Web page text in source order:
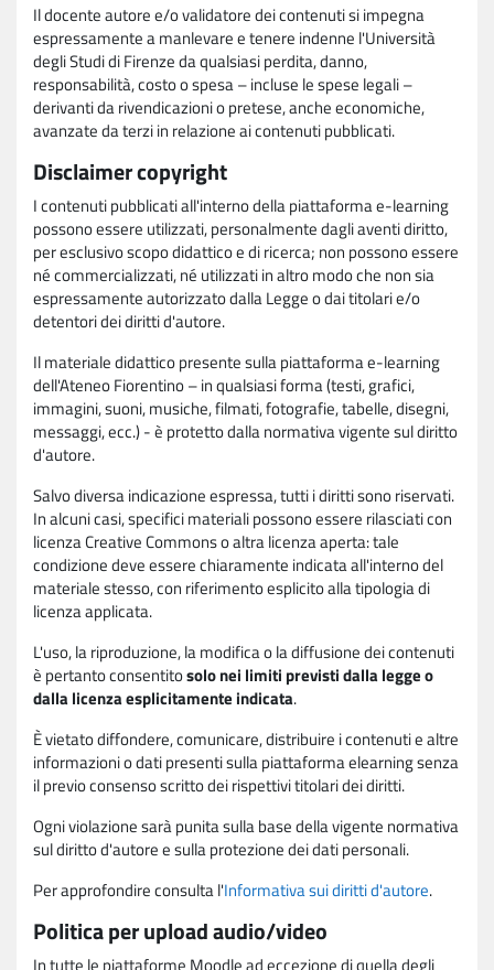
Il docente autore e/o validatore dei contenuti si impegna
espressamente a manlevare e tenere indenne l'Università
degli Studi di Firenze da qualsiasi perdita, danno,
responsabilità, costo o spesa – incluse le spese legali –
derivanti da rivendicazioni o pretese, anche economiche,
avanzate da terzi in relazione ai contenuti pubblicati.
Disclaimer copyright
I contenuti pubblicati all'interno della piattaforma e-learning
possono essere utilizzati, personalmente dagli aventi diritto,
per esclusivo scopo didattico e di ricerca; non possono essere
né commercializzati, né utilizzati in altro modo che non sia
espressamente autorizzato dalla Legge o dai titolari e/o
detentori dei diritti d'autore.
Il materiale didattico presente sulla piattaforma e-learning
dell'Ateneo Fiorentino – in qualsiasi forma (testi, grafici,
immagini, suoni, musiche, filmati, fotografie, tabelle, disegni,
messaggi, ecc.) - è protetto dalla normativa vigente sul diritto
d'autore.
Salvo diversa indicazione espressa, tutti i diritti sono riservati.
In alcuni casi, specifici materiali possono essere rilasciati con
licenza Creative Commons o altra licenza aperta: tale
condizione deve essere chiaramente indicata all'interno del
materiale stesso, con riferimento esplicito alla tipologia di
licenza applicata.
L'uso, la riproduzione, la modifica o la diffusione dei contenuti
è pertanto consentitosolo nei limiti previsti dalla legge o
dalla licenza esplicitamente indicata.
È vietato diffondere, comunicare, distribuire i contenuti e altre
informazioni o dati presenti sulla piattaforma elearning senza
il previo consenso scritto dei rispettivi titolari dei diritti.
Ogni violazione sarà punita sulla base della vigente normativa
sul diritto d'autore e sulla protezione dei dati personali.
Per approfondire consulta l'Informativa sui diritti d'autore.
Politica per upload audio/video
In tutte le piattaforme Moodle ad eccezione di quella degli